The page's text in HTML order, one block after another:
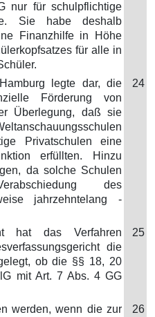
nur für schulpflichtige
Sie habe deshalb
Finanzhilfe in Höhe
für alle in
legte dar, die
Förderung von
Überlegung, daß sie
Privatschulen eine
erfüllten. Hinzu
da solche Schulen
des
jahrzehntelang -
24
hat das Verfahren
die
ob die §§ 18, 20
mit Art. 7 Abs. 4 GG
25
werden, wenn die zur
26